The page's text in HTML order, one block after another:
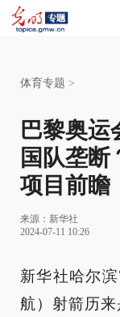
体育专题 >
巴黎奥运
国队垄
项目前瞻
来源： 新华社
2024-07-11 10:26
新华社哈尔
航）射箭历